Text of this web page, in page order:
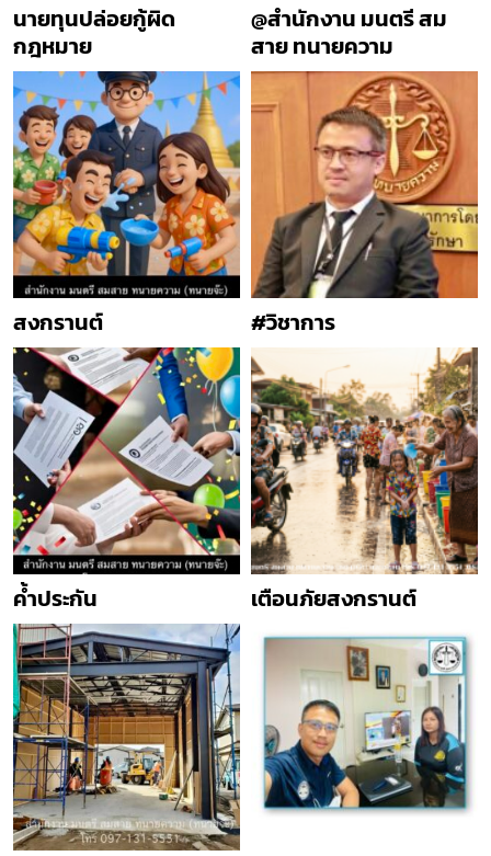
นายทุนปล่อยกู้ผิด
กฎหมาย
@สำนักงาน มนตรี สม
สาย ทนายความ
สงกรานต์ #วิชาการ
ค้ำประกัน เตือนภัยสงกรานต์